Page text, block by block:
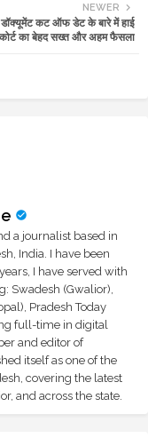
NEWER
कट ऑफ डेट के बारे में हाई
कोर्ट का बेहद सख्त और अहम फैसला
a journalist based in
India. I have been
I have served with
Swadesh (Gwalior),
Pradesh Today
full-time in digital
and editor of
itself as one of the
covering the latest
and across the state.